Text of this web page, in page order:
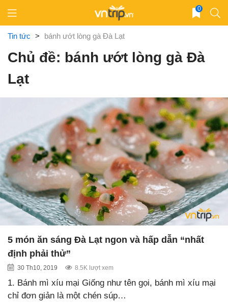
content
0
Tin tức > bánh ướt lòng gà Đà Lạt
Chủ đề: bánh ướt lòng gà Đà
Lạt
5 món ăn sáng Đà Lạt ngon và hấp dẫn “nhất
định phải thử”
30 Th10, 2019 8.5K lượt xem
1. Bánh mì xíu mại Giống như tên gọi, bánh mì xíu mại
chỉ đơn giản là một chén súp…